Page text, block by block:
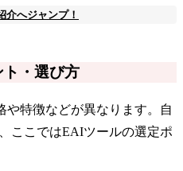
へジャンプ！
・選び方
特徴などが異なります。自
ここではEAIツールの選定ポ